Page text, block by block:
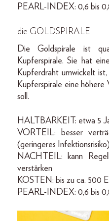
PEARL-INDEX: 0,6 bis
die GOLDSPIRALE
Die Goldspirale ist
Kupferspirale. Sie hat
Kupferdraht umwickelt
Kupferspirale eine höhere
soll.
HALTBARKEIT: etwa 5
VORTEIL: besser
(geringeres Infektionsrisiko)
NACHTEIL: kann
verstärken
KOSTEN: bis zu ca. 500
PEARL-INDEX: 0,6 bis